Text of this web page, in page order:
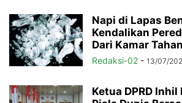
Napi di Lapas
Kendalikan
Dari Kamar
Redaksi-02 - 13/07/
Ketua DPRD